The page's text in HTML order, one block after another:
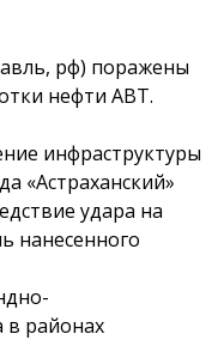
рф) поражены
нефти АВТ.
инфраструктуры
«Астраханский»
удара на
нанесенного
в районах